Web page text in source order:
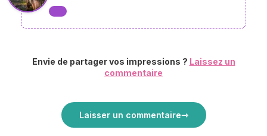
Envie de partager vos impressions ? Laissez un
commentaire
Laisser un commentaire